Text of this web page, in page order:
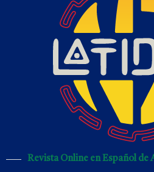
Revista Online en Español de